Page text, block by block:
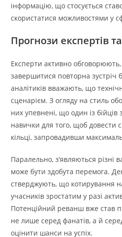
інформацію, що стосується
скористатися можливостями у
Прогнози експертів
Експерти активно
завершитися повторна зустріч
аналітиків вважають, що
сценарієм. З огляду на стиль
них упевнені, що один із бійців
навички для того, щоб довести
кільці, запровадивши
Паралельно, з’являються різні
може бути здобута перемога.
стверджують, що котирування
учасників зростатим у разі
Потенційний реванш вже став
не лише серед фанатів, а й
оцінити шанси на успіх.